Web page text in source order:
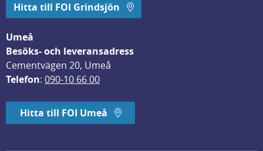
Hitta till FOI Grindsjön
Umeå
Besöks- och leveransadress
Cementvägen 20, Umeå
Telefon: 090-10 66 00
Hitta till FOI Umeå